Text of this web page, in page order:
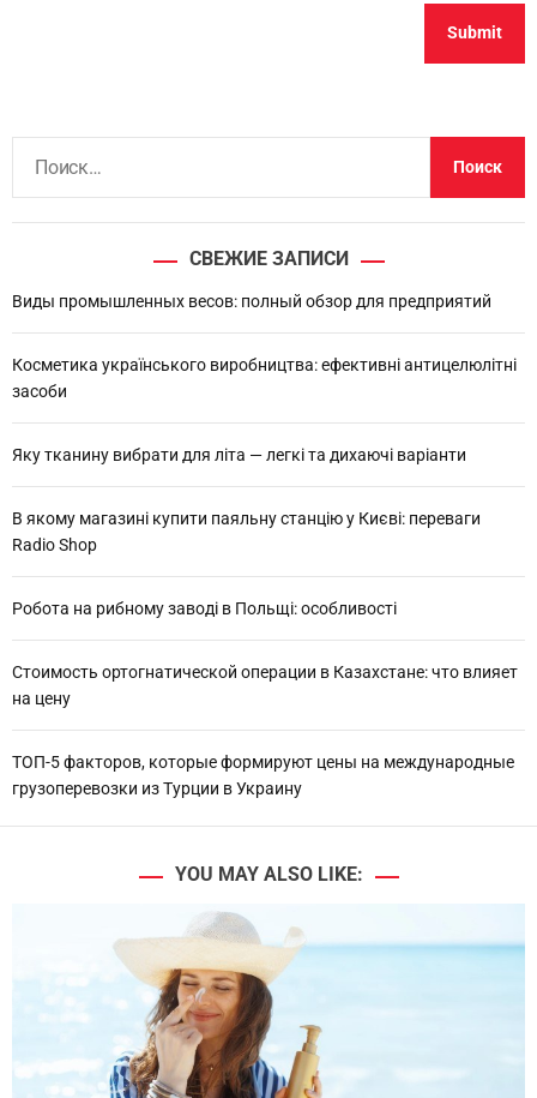
:
СВЕЖИЕ ЗАПИСИ
Виды промышленных весов: полный обзор для предприятий
Косметика українського виробництва: ефективні антицелюлітні
засоби
Яку тканину вибрати для літа — легкі та дихаючі варіанти
В якому магазині купити паяльну станцію у Києві: переваги
Radio Shop
Робота на рибному заводі в Польщі: особливості
Стоимость ортогнатической операции в Казахстане: что влияет
на цену
ТОП-5 факторов, которые формируют цены на международные
грузоперевозки из Турции в Украину
YOU MAY ALSO LIKE: